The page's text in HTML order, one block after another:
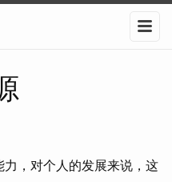
，对个人的发展来说，这